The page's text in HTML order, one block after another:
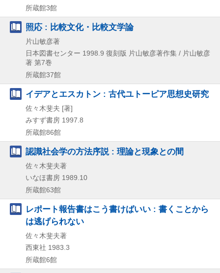
所蔵館3館
照応 : 比較文化・比較文学論
片山敏彦著
日本図書センター 1998.9 復刻版 片山敏彦著作集 / 片山敏彦
著 第7巻
所蔵館37館
イデアとエスカトン : 古代ユトーピア思想史研究
佐々木斐夫 [著]
みすず書房 1997.8
所蔵館86館
認識社会学の方法序説 : 理論と現象との間
佐々木斐夫著
いなほ書房 1989.10
所蔵館63館
レポート報告書はこう書けばいい : 書くことから
は逃げられない
佐々木斐夫著
西東社 1983.3
所蔵館6館